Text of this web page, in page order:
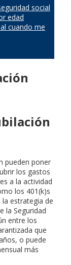
social
edad
cuando me
pueden poner
los gastos
a la actividad
los 401(k)s
estrategia de
la Seguridad
entre los
que
o puede
más